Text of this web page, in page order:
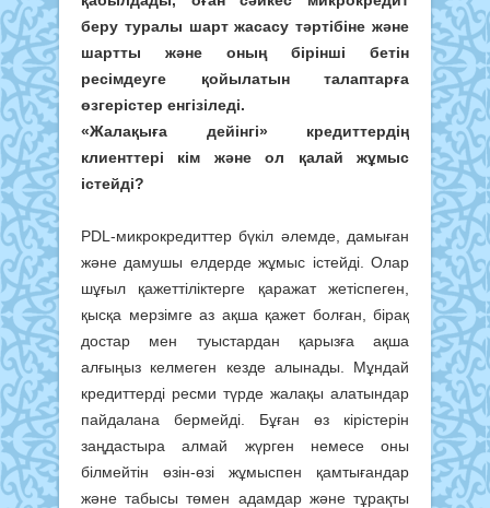
беру туралы шарт жасасу тәртібіне және
шартты және оның бірінші бетін
ресімдеуге қойылатын талаптарға
өзгерістер енгізіледі.
«Жалақыға дейінгі» кредиттердің
клиенттері кім және ол қалай жұмыс
істейді?
PDL-микрокредиттер бүкіл әлемде, дамыған
және дамушы елдерде жұмыс істейді. Олар
шұғыл қажеттіліктерге қаражат жетіспеген,
қысқа мерзімге аз ақша қажет болған, бірақ
достар мен туыстардан қарызға ақша
алғыңыз келмеген кезде алынады. Мұндай
кредиттерді ресми түрде жалақы алатындар
пайдалана бермейді. Бұған өз кірістерін
заңдастыра алмай жүрген немесе оны
білмейтін өзін-өзі жұмыспен қамтығандар
және табысы төмен адамдар және тұрақты